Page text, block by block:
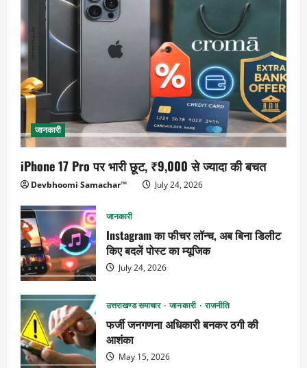
जानकारी
iPhone 17 Pro पर भारी छूट, ₹9,000 से ज्यादा की बचत
Devbhoomi Samachar™ July 24, 2026
जानकारी
Instagram का फीचर लॉन्च, अब बिना डिलीट
किए बदलें पोस्ट का म्यूजिक
July 24, 2026
उत्तराखण्ड समाचार जानकारी राजनीति
फर्जी जनगणना अधिकारी बनकर ठगी की
आशंका
May 15, 2026